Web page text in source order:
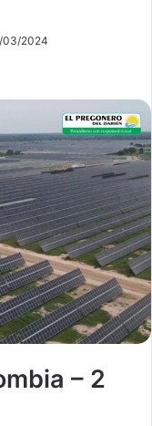
2024
– 2